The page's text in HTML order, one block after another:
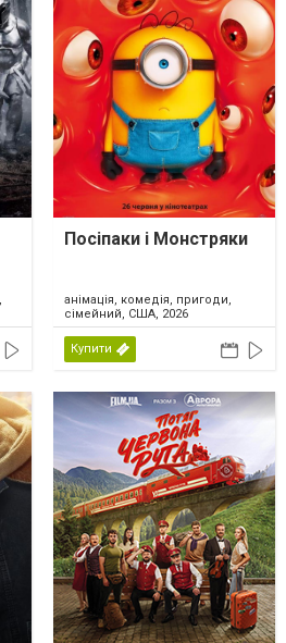
Посіпаки і Монстряки
анімація, комедія, пригоди,
сімейний, США, 2026
Купити